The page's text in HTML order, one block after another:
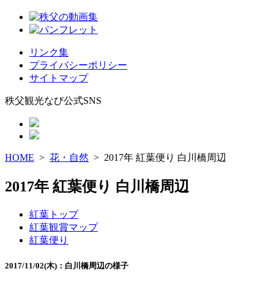
リンク集
プライバシーポリシー
サイトマップ
秩父観光なび公式SNS
HOME > 花・自然 > 2017年 紅葉便り 白川橋周辺
2017年 紅葉便り 白川橋周辺
紅葉トップ
紅葉観賞マップ
紅葉便り
2017/11/02(木)：白川橋周辺の様子